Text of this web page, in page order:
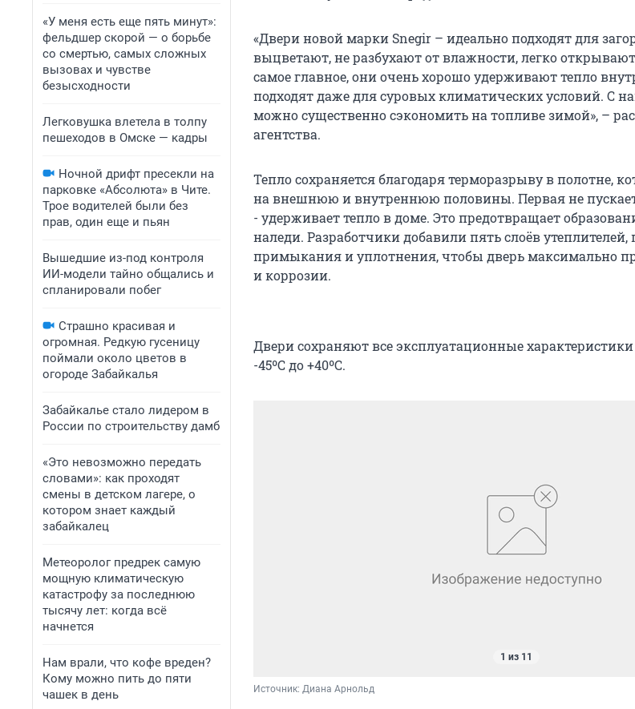
«У меня есть еще пять минут»:
фельдшер скорой — о борьбе
со смертью, самых сложных
вызовах и чувстве
безысходности
Легковушка влетела в толпу
пешеходов в Омске — кадры
Ночной дрифт пресекли на
парковке «Абсолюта» в Чите.
Трое водителей были без
прав, один еще и пьян
Вышедшие из-под контроля
ИИ-модели тайно общались и
спланировали побег
Страшно красивая и
огромная. Редкую гусеницу
поймали около цветов в
огороде Забайкалья
Забайкалье стало лидером в
России по строительству дамб
«Это невозможно передать
словами»: как проходят
смены в детском лагере, о
котором знает каждый
забайкалец
Метеоролог предрек самую
мощную климатическую
катастрофу за последнюю
тысячу лет: когда всё
начнется
Нам врали, что кофе вреден?
Кому можно пить до пяти
чашек в день
«Двери новой марки Snegir – идеально подходят для
выцветают, не разбухают от влажности, легко
самое главное, они очень хорошо удерживают тепло
подходят даже для суровых климатических условий. С
можно существенно сэкономить на топливе зимой», –
агентства.
Тепло сохраняется благодаря терморазрыву в полотне,
на внешнюю и внутреннюю половины. Первая не пускает
- удерживает тепло в доме. Это предотвращает
наледи. Разработчики добавили пять слоёв утеплителей,
примыкания и уплотнения, чтобы дверь максимально
и коррозии.
Двери сохраняют все эксплуатационные
-45ºС до +40ºС.
1 из 11
Источник: Диана Арнольд